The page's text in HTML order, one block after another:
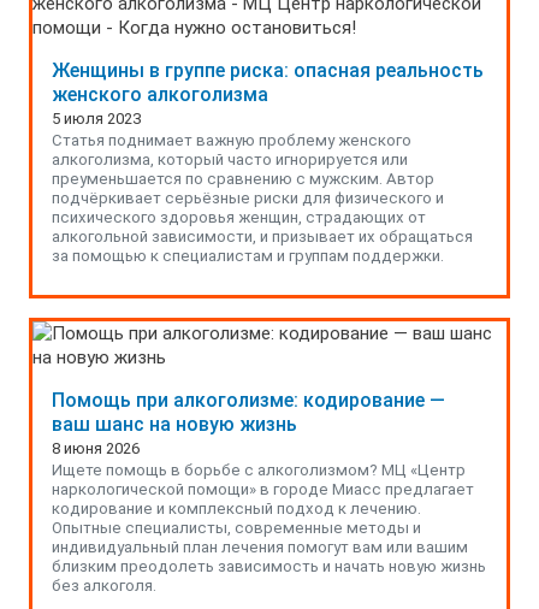
Женщины в группе риска: опасная реальность
женского алкоголизма
5 июля 2023
Статья поднимает важную проблему женского
алкоголизма, который часто игнорируется или
преуменьшается по сравнению с мужским. Автор
подчёркивает серьёзные риски для физического и
психического здоровья женщин, страдающих от
алкогольной зависимости, и призывает их обращаться
за помощью к специалистам и группам поддержки.
Помощь при алкоголизме: кодирование —
ваш шанс на новую жизнь
8 июня 2026
Ищете помощь в борьбе с алкоголизмом? МЦ «Центр
наркологической помощи» в городе Миасс предлагает
кодирование и комплексный подход к лечению.
Опытные специалисты, современные методы и
индивидуальный план лечения помогут вам или вашим
близким преодолеть зависимость и начать новую жизнь
без алкоголя.